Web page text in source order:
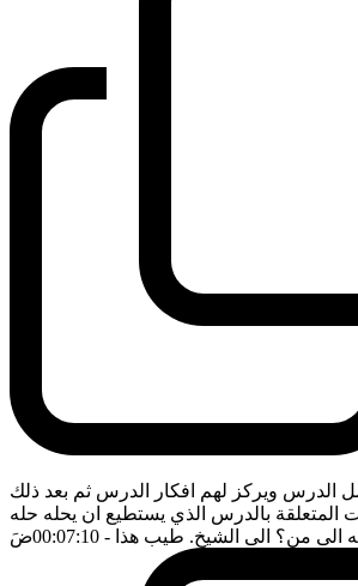
الدرس ويركز لهم افكار الدرس ثم بعد ذلك
المتعلقة بالدرس الذي يستطيع ان يحله حله
الى من؟ الى الشيخ. طيب هذا - 00:07:10 ضَ